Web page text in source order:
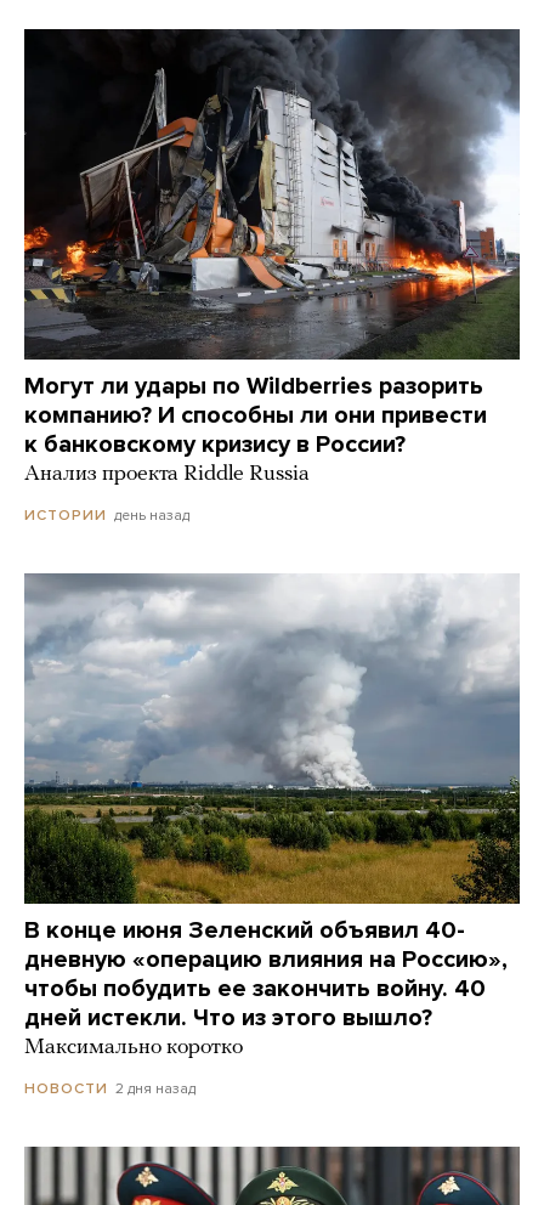
Могут ли удары по Wildberries разорить
компанию? И способны ли они привести
к банковскому кризису в России?
Анализ проекта Riddle Russia
ИСТОРИИ день назад
В конце июня Зеленский объявил 40-
дневную «операцию влияния на Россию»,
чтобы побудить ее закончить войну. 40
дней истекли. Что из этого вышло?
Максимально коротко
НОВОСТИ 2 дня назад